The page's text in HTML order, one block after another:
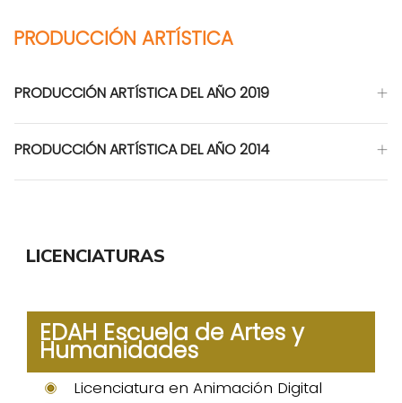
PRODUCCIÓN ARTÍSTICA
PRODUCCIÓN ARTÍSTICA DEL AÑO 2019
PRODUCCIÓN ARTÍSTICA DEL AÑO 2014
LICENCIATURAS
EDAH Escuela de Artes y
Humanidades
Licenciatura en Animación Digital